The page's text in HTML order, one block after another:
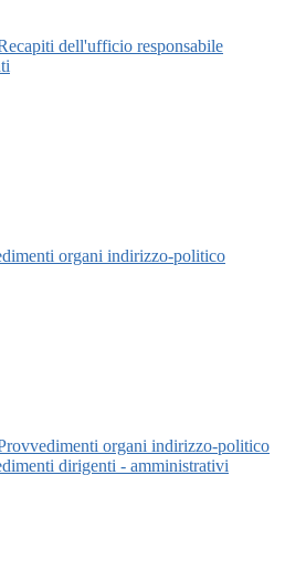
dell'ufficio responsabile
organi indirizzo-politico
organi indirizzo-politico
dirigenti - amministrativi